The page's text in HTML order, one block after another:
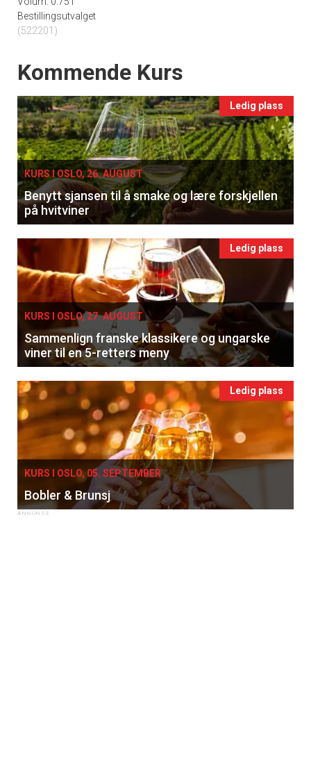
Bestillingsutvalget
(522201)
Events
Kommende Kurs
Ledig plass
KURS I OSLO, 26. AUGUST
Benytt sjansen til å smake og lære forskjellen
på hvitviner
Ledig plass
KURS I OSLO, 27. AUGUST
Sammenlign franske klassikere og ungarske
viner til en 5-retters meny
Ledig plass
KURS I OSLO, 05. SEPTEMBER
Bobler & Brunsj